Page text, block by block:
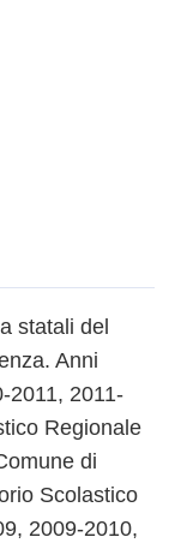
statali del
Anni
2011, 2011-
Regionale
di
Scolastico
2009-2010,